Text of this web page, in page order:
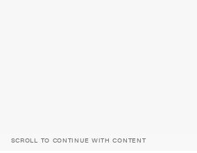
SCROLL TO CONTINUE WITH CONTENT